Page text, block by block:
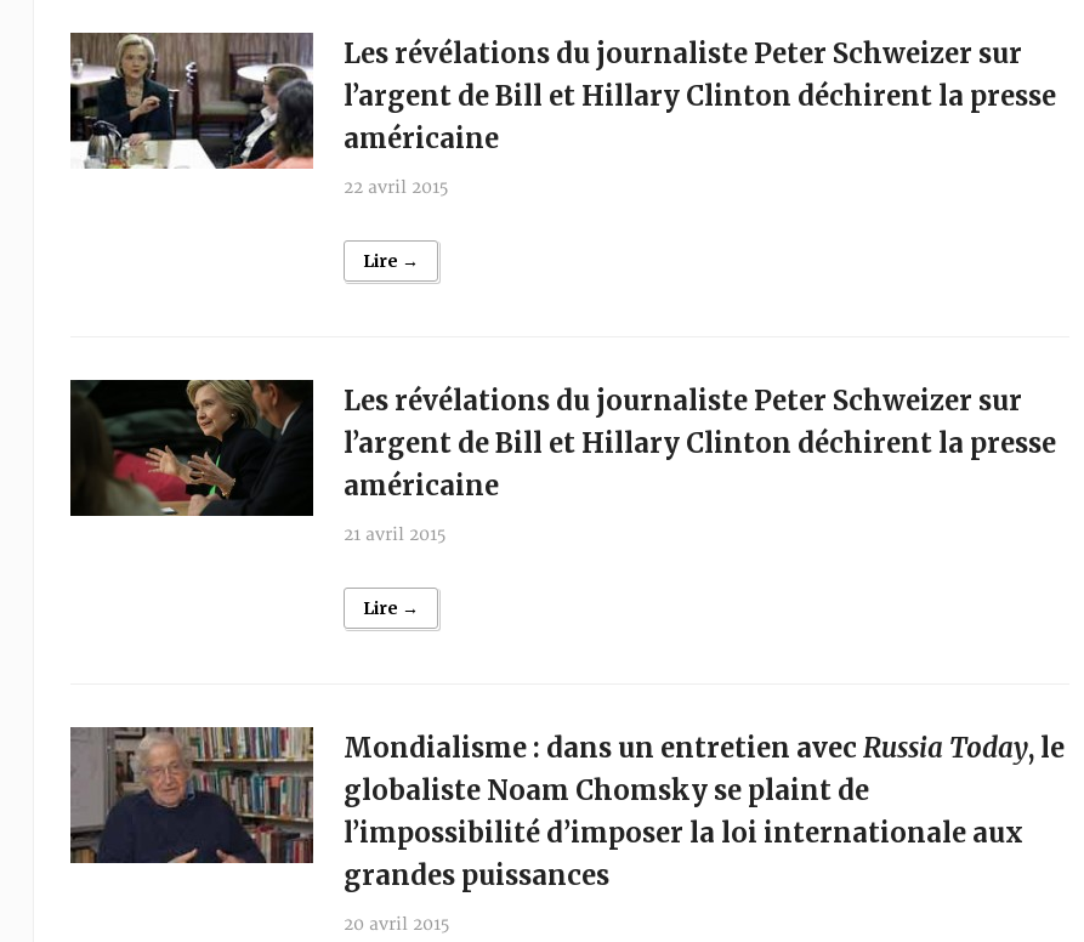
Les révélations du journaliste Peter Schweizer sur
l’argent de Bill et Hillary Clinton déchirent la presse
américaine
22 avril 2015
Lire →
Les révélations du journaliste Peter Schweizer sur
l’argent de Bill et Hillary Clinton déchirent la presse
américaine
21 avril 2015
Lire →
Mondialisme : dans un entretien avec Russia Today, le
globaliste Noam Chomsky se plaint de
l’impossibilité d’imposer la loi internationale aux
grandes puissances
20 avril 2015